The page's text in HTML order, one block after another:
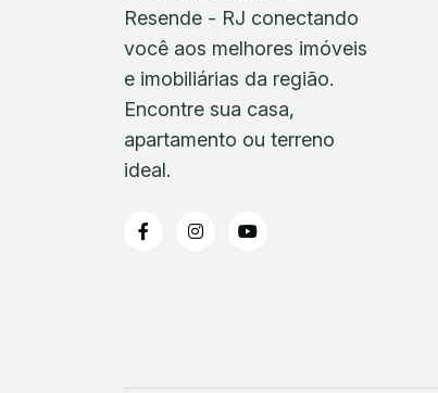
Resende - RJ conectando
você aos melhores imóveis
e imobiliárias da região.
Encontre sua casa,
apartamento ou terreno
ideal.